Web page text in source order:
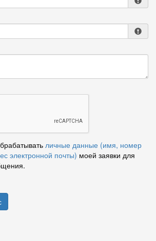
личные данные (имя, номер
электронной почты) моей заявки для